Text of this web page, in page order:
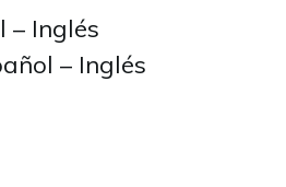
– Inglés
– Inglés